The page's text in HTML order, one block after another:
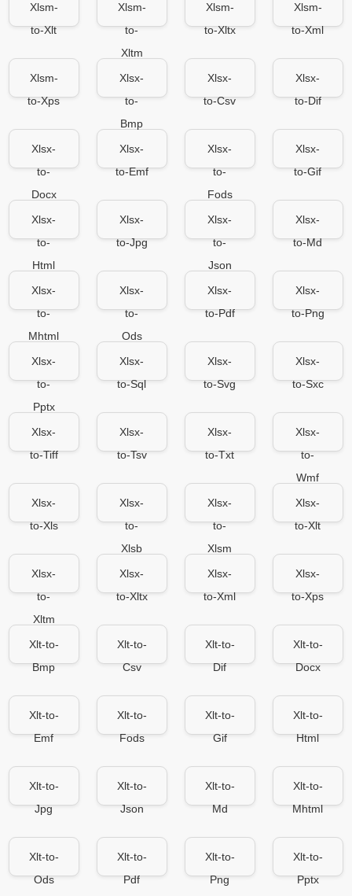
Xlsm-
to-Xlt
Xlsm-
to-
Xltm
Xlsm-
to-Xltx
Xlsm-
to-Xml
Xlsm-
to-Xps
Xlsx-
to-
Bmp
Xlsx-
to-Csv
Xlsx-
to-Dif
Xlsx-
to-
Docx
Xlsx-
to-Emf
Xlsx-
to-
Fods
Xlsx-
to-Gif
Xlsx-
to-
Html
Xlsx-
to-Jpg
Xlsx-
to-
Json
Xlsx-
to-Md
Xlsx-
to-
Mhtml
Xlsx-
to-
Ods
Xlsx-
to-Pdf
Xlsx-
to-Png
Xlsx-
to-
Pptx
Xlsx-
to-Sql
Xlsx-
to-Svg
Xlsx-
to-Sxc
Xlsx-
to-Tiff
Xlsx-
to-Tsv
Xlsx-
to-Txt
Xlsx-
to-
Wmf
Xlsx-
to-Xls
Xlsx-
to-
Xlsb
Xlsx-
to-
Xlsm
Xlsx-
to-Xlt
Xlsx-
to-
Xltm
Xlsx-
to-Xltx
Xlsx-
to-Xml
Xlsx-
to-Xps
Xlt-to-
Bmp
Xlt-to-
Csv
Xlt-to-
Dif
Xlt-to-
Docx
Xlt-to-
Emf
Xlt-to-
Fods
Xlt-to-
Gif
Xlt-to-
Html
Xlt-to-
Jpg
Xlt-to-
Json
Xlt-to-
Md
Xlt-to-
Mhtml
Xlt-to-
Ods
Xlt-to-
Pdf
Xlt-to-
Png
Xlt-to-
Pptx